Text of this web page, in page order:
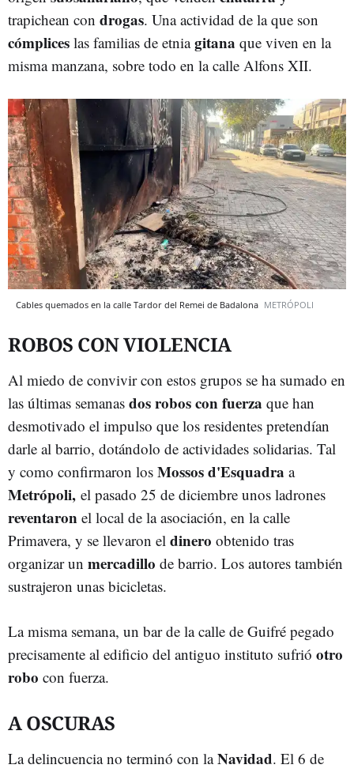
trapichean con drogas. Una actividad de la que son
cómplices las familias de etniagitana que viven en la
misma manzana, sobre todo en la calle Alfons XII.
Cables quemados en la calle Tardor del Remei de Badalona METRÓPOLI
ROBOS CON VIOLENCIA
Al miedo de convivir con estos grupos se ha sumado en
las últimas semanas dos robos con fuerza que han
desmotivado el impulso que los residentes pretendían
darle al barrio, dotándolo de actividades solidarias. Tal
y como confirmaron los Mossos d'Esquadra a
Metrópoli, el pasado 25 de diciembre unos ladrones
reventaron el local de la asociación, en la calle
Primavera, y se llevaron el dinero obtenido tras
organizar un mercadillo de barrio. Los autores también
sustrajeron unas bicicletas.
La misma semana, un bar de la calle de Guifré pegado
precisamente al edificio del antiguo instituto sufrió otro
robo con fuerza.
A OSCURAS
La delincuencia no terminó con laNavidad. El 6 de